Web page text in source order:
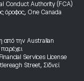
Conduct Authority (FCA)
όροφος, One Canada
από την Australian
Services License
Street, Σίδνεϊ